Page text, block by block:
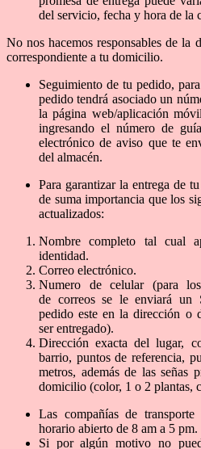
del servicio, fecha y hora de la
No nos hacemos responsables de la
correspondiente a tu domicilio.
Seguimiento de tu pedido,
pedido tendrá asociado un
la página web/aplicación
ingresando el número de
electrónico de aviso que te
del almacén.
Para garantizar la entrega de
de suma importancia que los
actualizados:
Nombre completo tal cual
identidad.
Correo electrónico.
Numero de celular (para
de correos se le enviará un
pedido este en la dirección o
ser entregado).
Dirección exacta del lugar,
barrio, puntos de referencia,
metros, además de las
domicilio (color, 1 o 2 plantas,
Las compañías de
horario abierto de 8 am a 5 pm.
Si por algún motivo no